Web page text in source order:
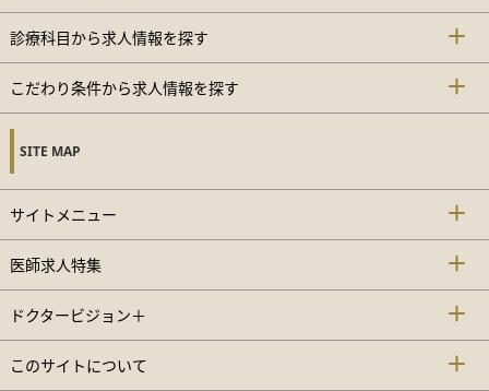
診療科目から求人情報を探す
こだわり条件から求人情報を探す
SITE MAP
サイトメニュー
医師求人特集
ドクタービジョン＋
このサイトについて